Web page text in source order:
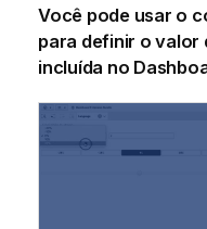
Você pode usar o
para definir o valor
incluída no